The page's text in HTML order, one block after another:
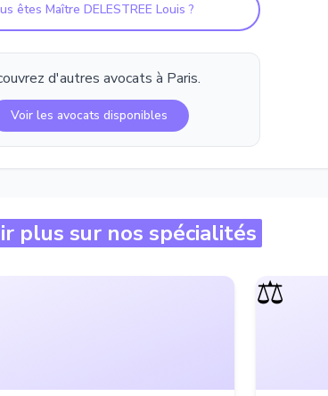
êtes Maître DELESTREE Louis ?
d'autres avocats à Paris.
Voir les avocats disponibles
plus sur nos spécialités
⚖️